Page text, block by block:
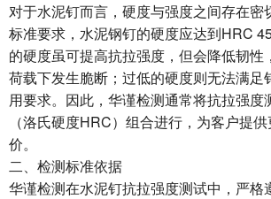
对于水泥钉而言，硬度与强度之间存在密
标准要求，水泥钢钉的硬度应达到HRC
的硬度虽可提高抗拉强度，但会降低韧性
荷载下发生脆断；过低的硬度则无法满足
用要求。因此，华谨检测通常将抗拉强度
（洛氏硬度HRC）组合进行，为客户提
价。
二、检测标准依据
华谨检测在水泥钉抗拉强度测试中，严格